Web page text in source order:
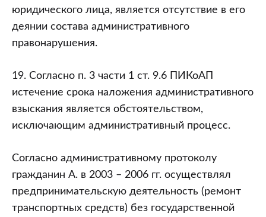
юридического лица, является отсутствие в его
деянии состава административного
правонарушения.
19. Согласно п. 3 части 1 ст. 9.6 ПИКоАП
истечение срока наложения административного
взыскания является обстоятельством,
исключающим административный процесс.
Согласно административному протоколу
гражданин А. в 2003 – 2006 гг. осуществлял
предпринимательскую деятельность (ремонт
транспортных средств) без государственной